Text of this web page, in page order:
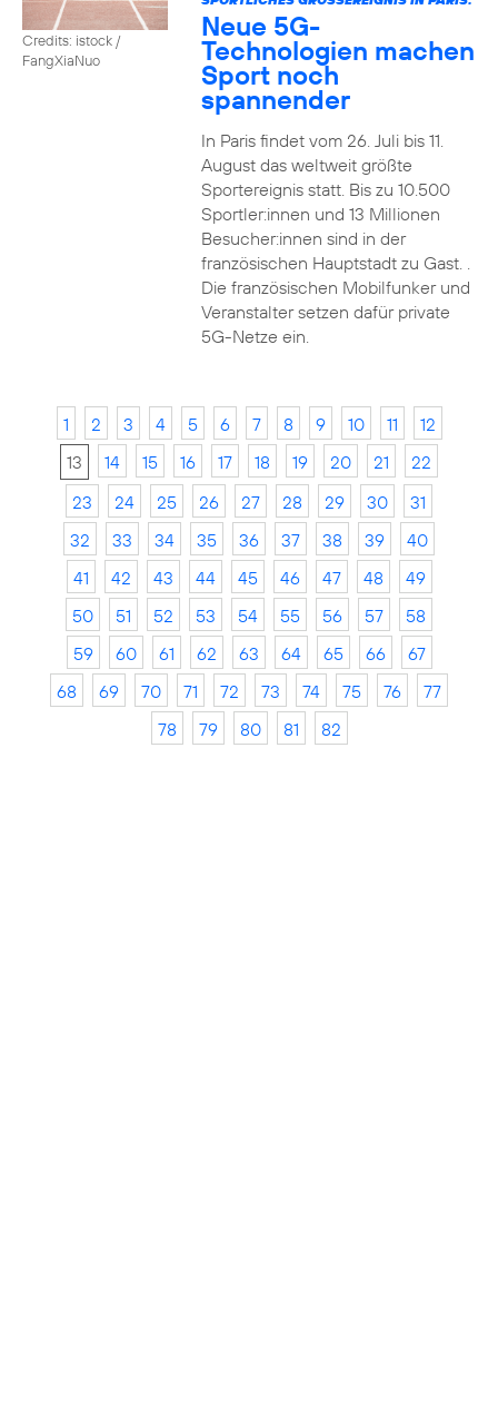
Credits: istock /
FangXiaNuo
Neue 5G-
Technologien machen
Sport noch
spannender
In Paris findet vom 26. Juli bis 11.
August das weltweit größte
Sportereignis statt. Bis zu 10.500
Sportler:innen und 13 Millionen
Besucher:innen sind in der
französischen Hauptstadt zu Gast. .
Die französischen Mobilfunker und
Veranstalter setzen dafür private
5G-Netze ein.
1 2 3 4 5 6 7 8 9 10 11
12
13
14 15 16 17 18 19 20 21
22
23
24 25 26 27 28 29 30
31
32
33 34 35 36 37 38 39
40
41
42 43 44 45 46 47 48
49
50
51 52 53 54 55 56 57
58
59
60 61 62 63 64 65 66
67
68
69 70 71 72 73 74 75 76
77
78
79 80 81 82